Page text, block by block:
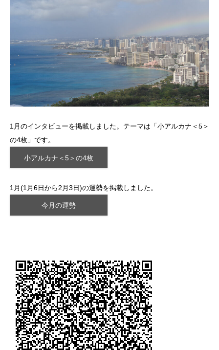
1月のインタビューを掲載しました。テーマは「小アルカナ＜5＞
の4枚」です。
小アルカナ＜5＞の4枚
1月(1月6日から2月3日)の運勢を掲載しました。
今月の運勢